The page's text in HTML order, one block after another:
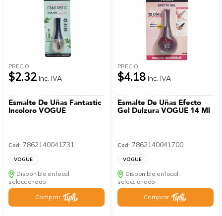
PRECIO
$2.32 Inc. IVA
Esmalte De Uñas Fantastic
Incoloro VOGUE
Cod: 7862140041731
VOGUE
Disponible en local
seleccionado
Comprar
PRECIO
$4.18 Inc. IVA
Esmalte De Uñas Efecto
Gel Dulzura VOGUE 14 Ml
Cod: 7862140041700
VOGUE
Disponible en local
seleccionado
Comprar